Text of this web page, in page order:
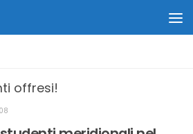
offresi!